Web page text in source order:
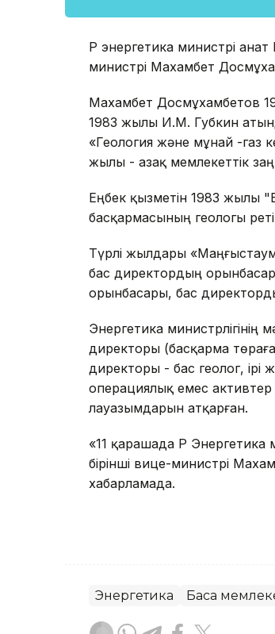
ҚР энергетика министрі
министрі Махамбет
Махамбет Досмұхамбетов
1983 жылы И.М. Губкин
«Геология және мұнай -газ
жылы - Қазақ мемлекеттік заң
Еңбек қызметін 1983 жылы
басқармасының геологы
Түрлі жылдары
бас директордың
орынбасары, бас
Энергетика министрлігінің
директоры (басқарма
директоры - бас геолог,
операциялық емес
лауазымдарын атқарған.
«11 қарашада ҚР
бірінші вице-министрі
хабарламада.
Энергетика Басқа